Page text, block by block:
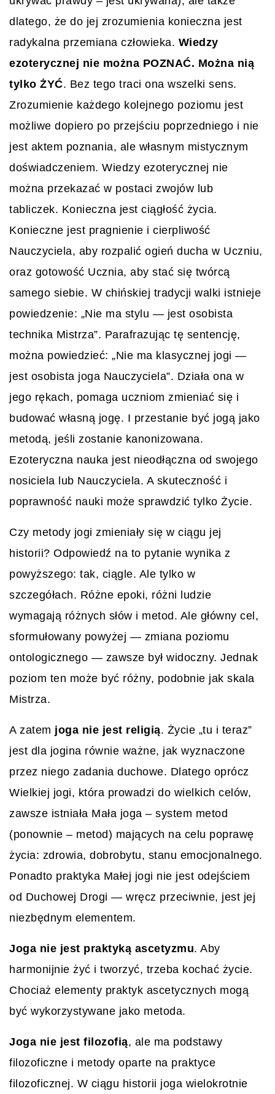
dlatego, że do jej zrozumienia konieczna jest
radykalna przemiana człowieka. Wiedzy
ezoterycznej nie można POZNAĆ. Można nią
tylko ŻYĆ. Bez tego traci ona wszelki sens.
Zrozumienie każdego kolejnego poziomu jest
możliwe dopiero po przejściu poprzedniego i nie
jest aktem poznania, ale własnym mistycznym
doświadczeniem. Wiedzy ezoterycznej nie
można przekazać w postaci zwojów lub
tabliczek. Konieczna jest ciągłość życia.
Konieczne jest pragnienie i cierpliwość
Nauczyciela, aby rozpalić ogień ducha w Uczniu,
oraz gotowość Ucznia, aby stać się twórcą
samego siebie. W chińskiej tradycji walki istnieje
powiedzenie: „Nie ma stylu — jest osobista
technika Mistrza”. Parafrazując tę sentencję,
można powiedzieć: „Nie ma klasycznej jogi —
jest osobista joga Nauczyciela”. Działa ona w
jego rękach, pomaga uczniom zmieniać się i
budować własną jogę. I przestanie być jogą jako
metodą, jeśli zostanie kanonizowana.
Ezoteryczna nauka jest nieodłączna od swojego
nosiciela lub Nauczyciela. A skuteczność i
poprawność nauki może sprawdzić tylko Życie.
Czy metody jogi zmieniały się w ciągu jej
historii? Odpowiedź na to pytanie wynika z
powyższego: tak, ciągle. Ale tylko w
szczegółach. Różne epoki, różni ludzie
wymagają różnych słów i metod. Ale główny cel,
sformułowany powyżej — zmiana poziomu
ontologicznego — zawsze był widoczny. Jednak
poziom ten może być różny, podobnie jak skala
Mistrza.
A zatem joga nie jest religią. Życie „tu i teraz”
jest dla jogina równie ważne, jak wyznaczone
przez niego zadania duchowe. Dlatego oprócz
Wielkiej jogi, która prowadzi do wielkich celów,
zawsze istniała Mała joga – system metod
(ponownie – metod) mających na celu poprawę
życia: zdrowia, dobrobytu, stanu emocjonalnego.
Ponadto praktyka Małej jogi nie jest odejściem
od Duchowej Drogi — wręcz przeciwnie, jest jej
niezbędnym elementem.
Joga nie jest praktyką ascetyzmu. Aby
harmonijnie żyć i tworzyć, trzeba kochać życie.
Chociaż elementy praktyk ascetycznych mogą
być wykorzystywane jako metoda.
Joga nie jest filozofią, ale ma podstawy
filozoficzne i metody oparte na praktyce
filozoficznej. W ciągu historii joga wielokrotnie